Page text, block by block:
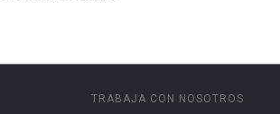
TRABAJA CON NOSOTROS